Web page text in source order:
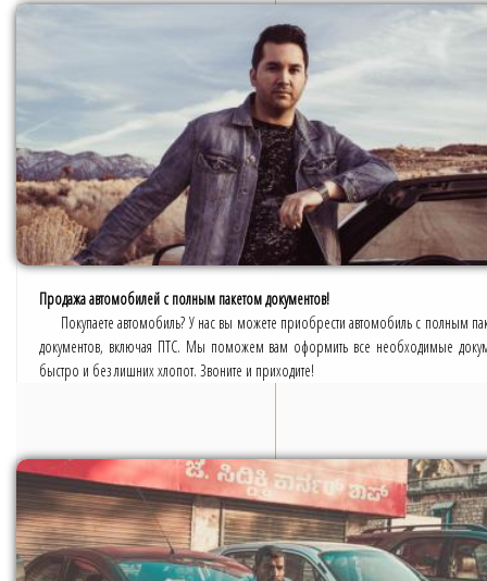
Продажа автомобилей с полным пакетом документов!
Покупаете автомобиль? У нас вы можете приобрести автомобиль с полным
документов, включая ПТС. Мы поможем вам оформить все необходимые
быстро и без лишних хлопот. Звоните и приходите!